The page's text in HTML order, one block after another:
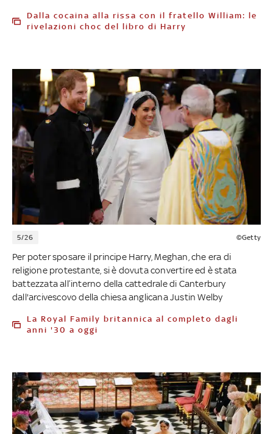
Dalla cocaina alla rissa con il fratello William: le
rivelazioni choc del libro di Harry
5/26 ©Getty
Per poter sposare il principe Harry, Meghan, che era di
religione protestante, si è dovuta convertire ed è stata
battezzata all’interno della cattedrale di Canterbury
dall'arcivescovo della chiesa anglicana Justin Welby
La Royal Family britannica al completo dagli
anni '30 a oggi